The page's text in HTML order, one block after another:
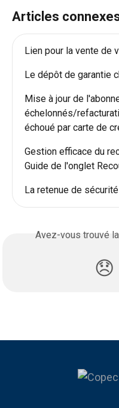
Articles
Lien pour la vente de
Le dépôt de garantie
Mise à jour de
échelonnés/
échoué par carte de
Gestion efficace du
Guide de l'onglet
La retenue de
Avez-vous trouvé
😞